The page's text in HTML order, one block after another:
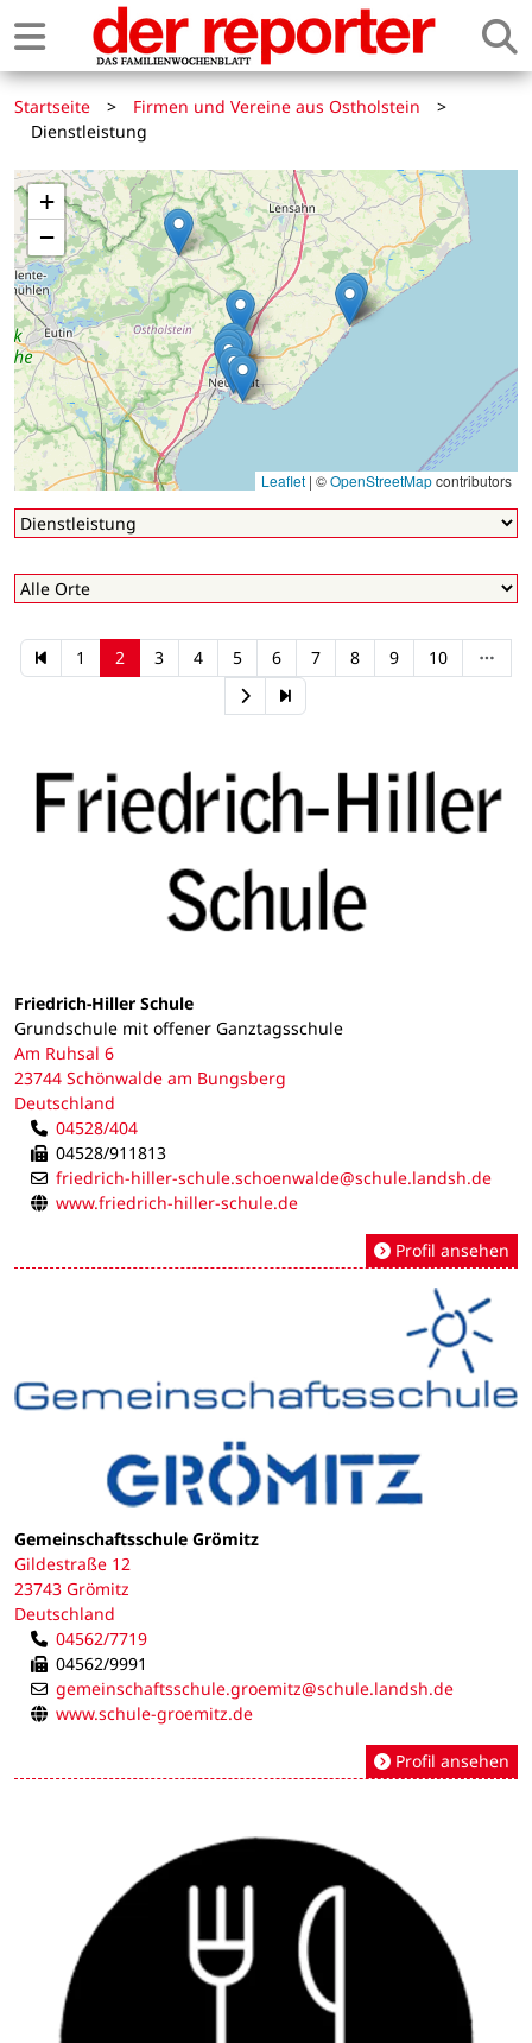
Startseite > Firmen und Vereine aus Ostholstein
>
Dienstleistung
+
−
Leaflet | ©OpenStreetMapcontributors
1 2 3 4 5 6 7 8 9 10
Friedrich-Hiller Schule
Grundschule mit offener Ganztagsschule
Am Ruhsal 6
23744 Schönwalde am Bungsberg
Deutschland
04528/404
04528/911813
friedrich-hiller-schule.schoenwalde@schule.landsh.de
www.friedrich-hiller-schule.de
Profil ansehen
Gemeinschaftsschule Grömitz
Gildestraße 12
23743 Grömitz
Deutschland
04562/7719
04562/9991
gemeinschaftsschule.groemitz@schule.landsh.de
www.schule-groemitz.de
Profil ansehen